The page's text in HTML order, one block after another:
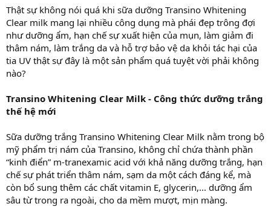
Thật sự không nói quá khi sữa dưỡng Transino Whitening
Clear milk mang lại nhiều công dụng mà phái đẹp trông đợi
như dưỡng ẩm, hạn chế sự xuất hiện của mụn, làm giảm đi
thâm nám, làm trắng da và hỗ trợ bảo vệ da khỏi tác hại của
tia UV thật sự đây là một sản phẩm quá tuyệt vời phải không
nào?
Transino Whitening Clear Milk - Công thức dưỡng trắng
thế hệ mới
Sữa dưỡng trắng Transino Whitening Clear Milk nằm trong bộ
mỹ phẩm trị nám của Transino, không chỉ chứa thành phần
“kinh điển” m-tranexamic acid với khả năng dưỡng trắng, hạn
chế sự phát triển thâm nám, sạm da một cách đáng kể, mà
còn bổ sung thêm các chất vitamin E, glycerin,... dưỡng ẩm
sâu từ trong ra ngoài, cho da mềm mượt, mịn màng.